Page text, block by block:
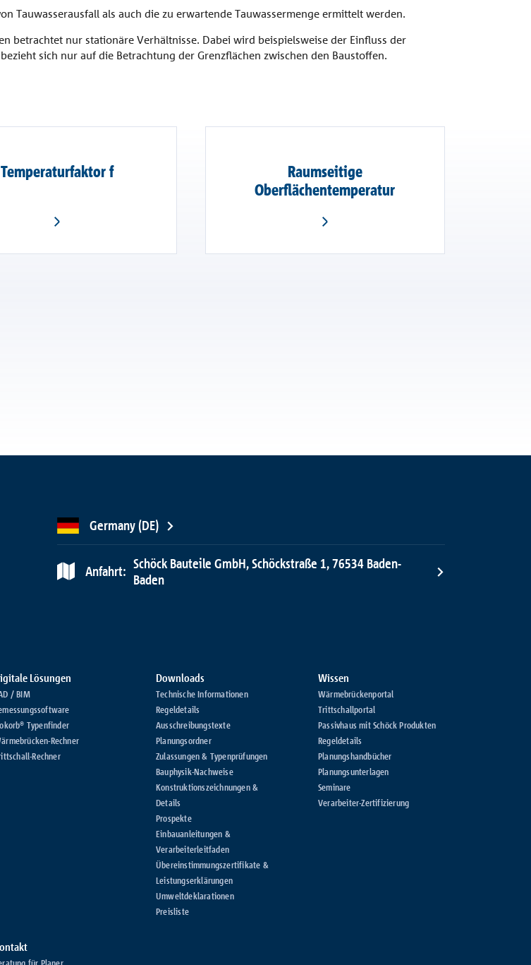
Tauwasserausfall als auch die zu erwartende Tauwassermenge ermittelt werden.
betrachtet nur stationäre Verhältnisse. Dabei wird beispielsweise der Einfluss der
sich nur auf die Betrachtung der Grenzflächen zwischen den Baustoffen.
Temperaturfaktor f
Raumseitige
Oberflächentemperatur
Germany (DE)
Anfahrt: Schöck Bauteile GmbH, Schöckstraße 1, 76534 Baden-
Baden
Lösungen
/ BIM
Typenfinder
Rechner
Rechner
Downloads
Technische Informationen
Regeldetails
Ausschreibungstexte
Planungsordner
Zulassungen & Typenprüfungen
Bauphysik-Nachweise
Konstruktionszeichnungen &
Details
Prospekte
Einbauanleitungen &
Verarbeiterleitfaden
Übereinstimmungszertifikate &
Leistungserklärungen
Umweltdeklarationen
Preisliste
Wissen
Wärmebrückenportal
Trittschallportal
Passivhaus mit Schöck Produkten
Regeldetails
Planungshandbücher
Planungsunterlagen
Seminare
Verarbeiter-Zertifizierung